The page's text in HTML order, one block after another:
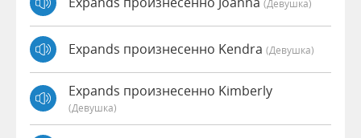
(девушка)
Expands произнесенно Kendra (девушка)
Expands произнесенно Kimberly
(девушка)